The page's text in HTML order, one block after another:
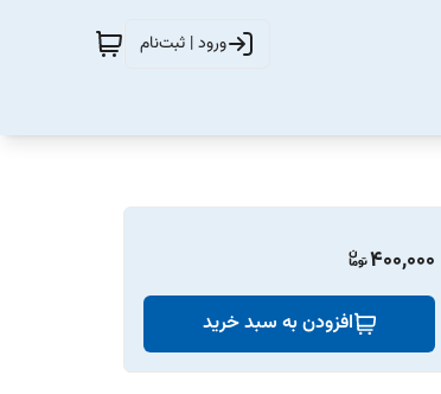
ورود | ثبت‌نام
400,000
افزودن به سبد خرید